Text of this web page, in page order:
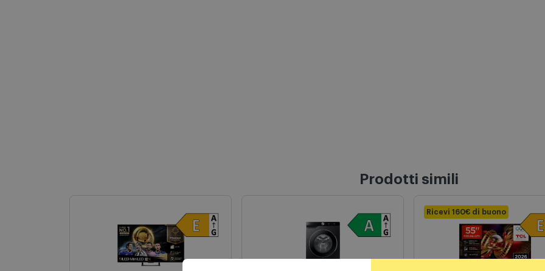
Prodotti simili
Ricevi 160€ di buono